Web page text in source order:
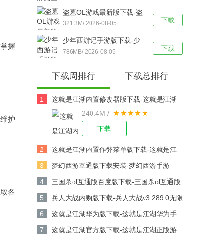
握
护
各
安卓版下载
下载
盗墓OL游戏最新版下载-盗
墓OL官方版 V2.934安卓版
下载
321.3M/ 2026-08-05
下载
少年西游记手游版下载-少
年西游记 v9.5.03安卓版下
786MB/ 2026-08-05
下载周排行 下载总排行
1
这就是江湖内置修改器版下载-这就是江湖
修改版v14.3.0安卓版下载
240.4M /
下载
2
这就是江湖内置作弊菜单版下载-这就是江
湖作弊版v14.3.0安卓版下载
3
梦幻西游互通版下载安装-梦幻西游手游
v1.567.0安卓版下载
4
三国杀ol互通版百度版下载-三国杀ol互通版
百度游戏v3.9.0安卓版下载
5
兵人大战内购版下载-兵人大战v3.289.0无限
金币钻石版下载
6
这就是江湖华为版下载-这就是江湖华为手
机游戏v14.3.0安卓版下载
7
这就是江湖官方版下载-这就是江湖正版游